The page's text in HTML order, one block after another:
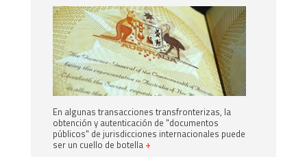
En algunas transacciones transfronterizas, la
obtención y autenticación de "documentos
públicos" de jurisdicciones internacionales puede
ser un cuello de botella +